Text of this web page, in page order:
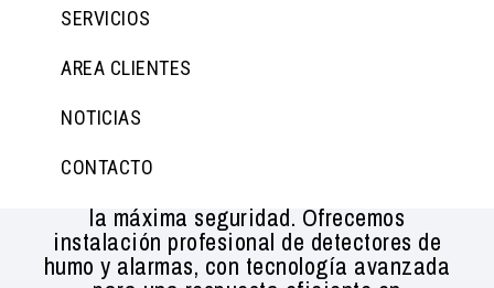
SERVICIOS
AREA CLIENTES
NOTICIAS
CONTACTO
ALARMAS CONTRA INCENDIOS
Proteja su edificio con un sistema integral
la máxima seguridad. Ofrecemos
instalación profesional de detectores de
humo y alarmas, con tecnología avanzada